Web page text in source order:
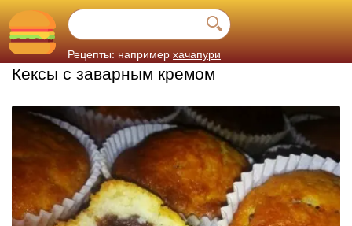
Рецепты: например хачапури
Кексы с заварным кремом